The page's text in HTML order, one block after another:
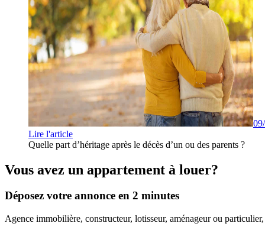
Lire l'article
Quelle part d’héritage après le décès d’un ou des parents ?
Vous avez un appartement à louer?
Déposez votre annonce en 2 minutes
Agence immobilière, constructeur, lotisseur, aménageur ou